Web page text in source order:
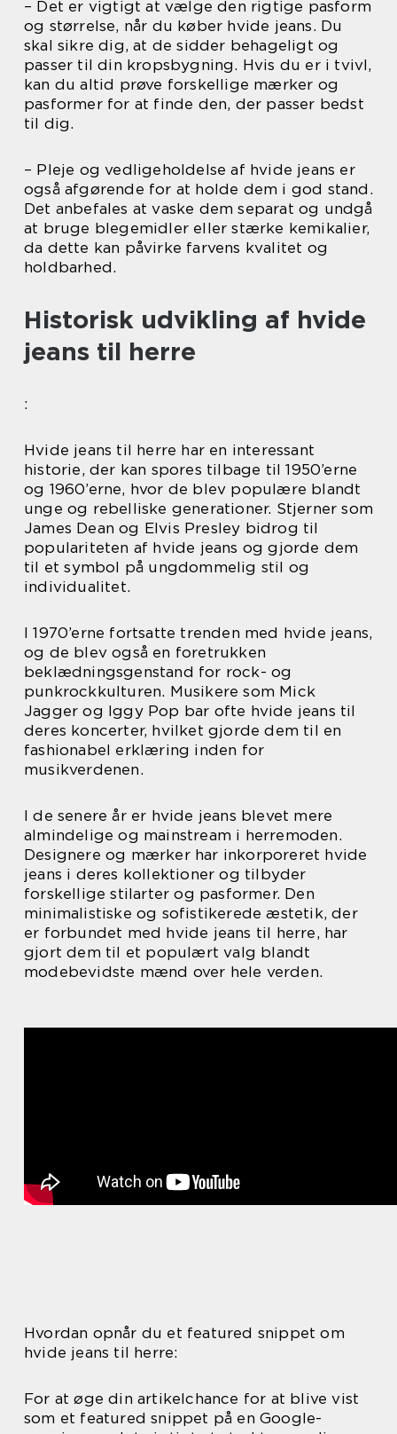
– Det er vigtigt at vælge den rigtige pasform
og størrelse, når du køber hvide jeans. Du
skal sikre dig, at de sidder behageligt og
passer til din kropsbygning. Hvis du er i tvivl,
kan du altid prøve forskellige mærker og
pasformer for at finde den, der passer bedst
til dig.
– Pleje og vedligeholdelse af hvide jeans er
også afgørende for at holde dem i god stand.
Det anbefales at vaske dem separat og undgå
at bruge blegemidler eller stærke kemikalier,
da dette kan påvirke farvens kvalitet og
holdbarhed.
Historisk udvikling af hvide
jeans til herre
:
Hvide jeans til herre har en interessant
historie, der kan spores tilbage til 1950’erne
og 1960’erne, hvor de blev populære blandt
unge og rebelliske generationer. Stjerner som
James Dean og Elvis Presley bidrog til
populariteten af hvide jeans og gjorde dem
til et symbol på ungdommelig stil og
individualitet.
I 1970’erne fortsatte trenden med hvide jeans,
og de blev også en foretrukken
beklædningsgenstand for rock- og
punkrockkulturen. Musikere som Mick
Jagger og Iggy Pop bar ofte hvide jeans til
deres koncerter, hvilket gjorde dem til en
fashionabel erklæring inden for
musikverdenen.
I de senere år er hvide jeans blevet mere
almindelige og mainstream i herremoden.
Designere og mærker har inkorporeret hvide
jeans i deres kollektioner og tilbyder
forskellige stilarter og pasformer. Den
minimalistiske og sofistikerede æstetik, der
er forbundet med hvide jeans til herre, har
gjort dem til et populært valg blandt
modebevidste mænd over hele verden.
Hvordan opnår du et featured snippet om
hvide jeans til herre:
For at øge din artikelchance for at blive vist
som et featured snippet på en Google-